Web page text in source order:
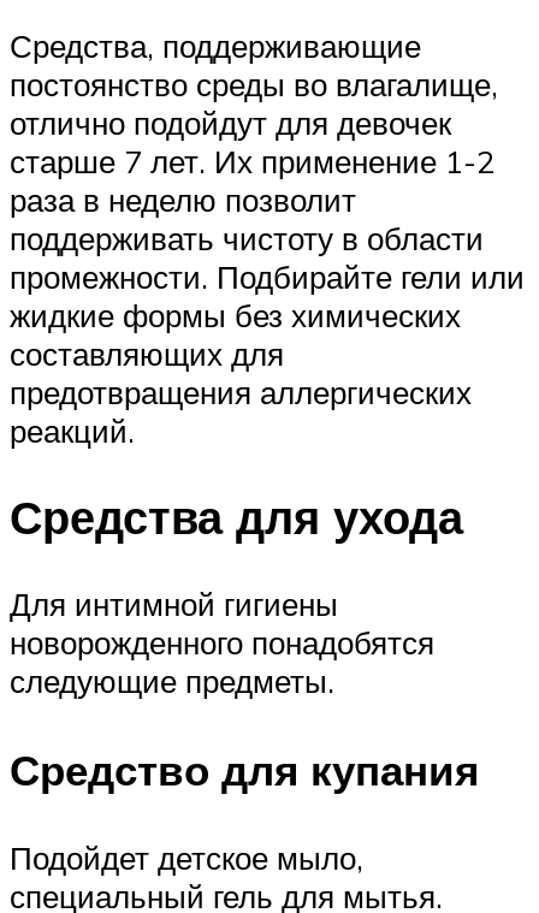
Средства, поддерживающие
постоянство среды во влагалище,
отлично подойдут для девочек
старше 7 лет. Их применение 1-2
раза в неделю позволит
поддерживать чистоту в области
промежности. Подбирайте гели или
жидкие формы без химических
составляющих для
предотвращения аллергических
реакций.
Средства для ухода
Для интимной гигиены
новорожденного понадобятся
следующие предметы.
Средство для купания
Подойдет детское мыло,
специальный гель для мытья.